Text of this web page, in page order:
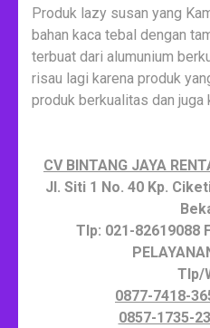
Produk lazy susan yang
bahan kaca tebal dengan
terbuat dari alumunium
risau lagi karena produk
produk berkualitas dan juga
CV BINTANG JAYA
Jl. Siti 1 No. 40 Kp.
Tlp: 021-82619088
Tlp/
0877-7418-
0857-1735-